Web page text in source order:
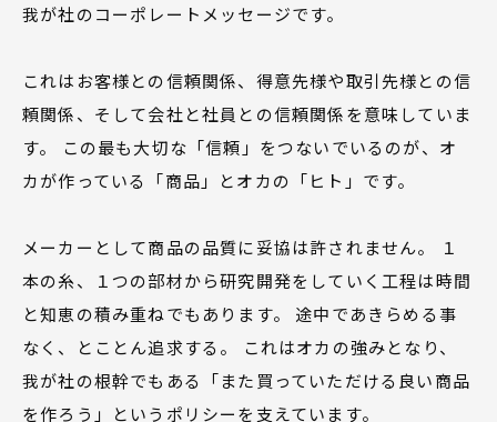
我が社のコーポレートメッセージです。
これはお客様との信頼関係、得意先様や取引先様との信
頼関係、そして会社と社員との信頼関係を意味していま
す。 この最も大切な「信頼」をつないでいるのが、オ
カが作っている「商品」とオカの「ヒト」です。
メーカーとして商品の品質に妥協は許されません。 １
本の糸、１つの部材から研究開発をしていく工程は時間
と知恵の積み重ねでもあります。 途中であきらめる事
なく、とことん追求する。 これはオカの強みとなり、
我が社の根幹でもある「また買っていただける良い商品
を作ろう」というポリシーを支えています。